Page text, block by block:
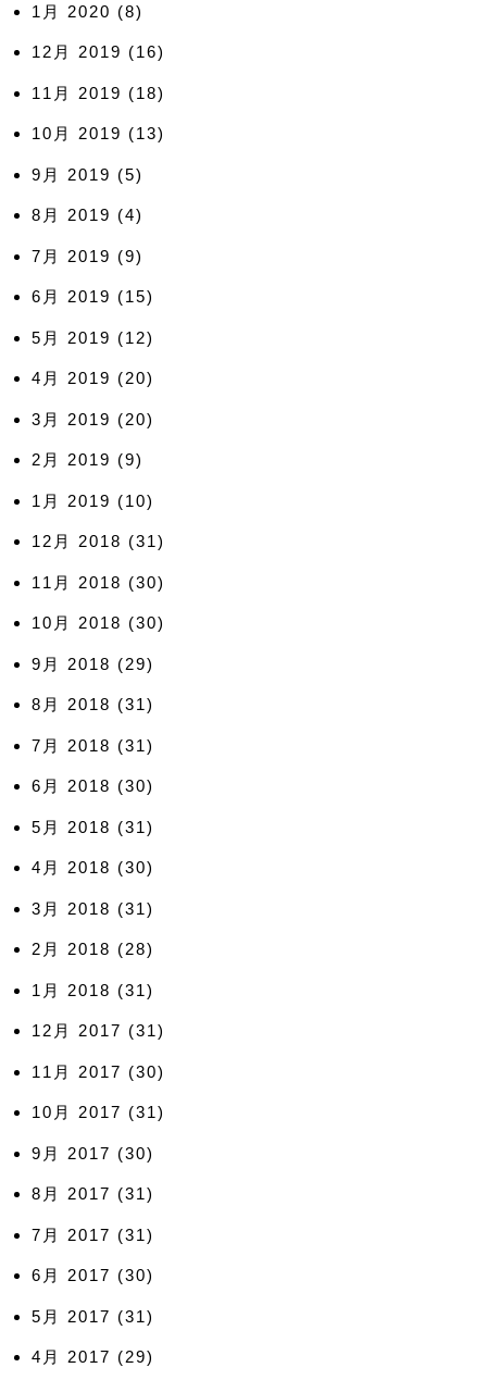
1月 2020 (8)
12月 2019 (16)
11月 2019 (18)
10月 2019 (13)
9月 2019 (5)
8月 2019 (4)
7月 2019 (9)
6月 2019 (15)
5月 2019 (12)
4月 2019 (20)
3月 2019 (20)
2月 2019 (9)
1月 2019 (10)
12月 2018 (31)
11月 2018 (30)
10月 2018 (30)
9月 2018 (29)
8月 2018 (31)
7月 2018 (31)
6月 2018 (30)
5月 2018 (31)
4月 2018 (30)
3月 2018 (31)
2月 2018 (28)
1月 2018 (31)
12月 2017 (31)
11月 2017 (30)
10月 2017 (31)
9月 2017 (30)
8月 2017 (31)
7月 2017 (31)
6月 2017 (30)
5月 2017 (31)
4月 2017 (29)